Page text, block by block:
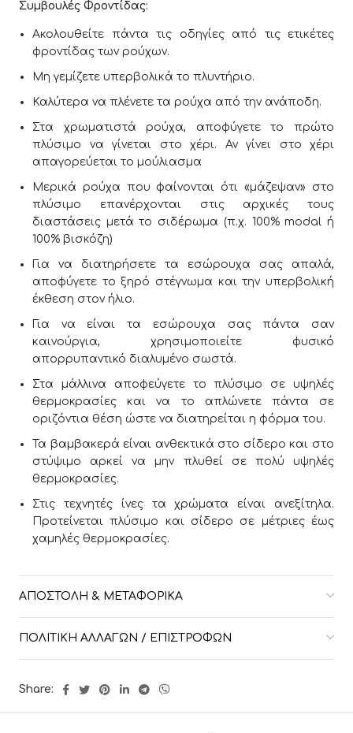
Συμβουλές Φροντίδας:
Ακολουθείτε πάντα τις οδηγίες από τις ετικέτες
φροντίδας των ρούχων.
Μη γεμίζετε υπερβολικά το πλυντήριο.
Καλύτερα να πλένετε τα ρούχα από την ανάποδη.
Στα χρωματιστά ρούχα, αποφύγετε το πρώτο
πλύσιμο να γίνεται στο χέρι. Αν γίνει στο χέρι
απαγορεύεται το μούλιασμα
Μερικά ρούχα που φαίνονται ότι «μάζεψαν» στο
πλύσιμο επανέρχονται στις αρχικές τους
διαστάσεις μετά το σιδέρωμα (π.χ. 100% modal ή
100% βισκόζη)
Για να διατηρήσετε τα εσώρουχα σας απαλά,
αποφύγετε το ξηρό στέγνωμα και την υπερβολική
έκθεση στον ήλιο.
Για να είναι τα εσώρουχα σας πάντα σαν
καινούργια, χρησιμοποιείτε φυσικό
απορρυπαντικό διαλυμένο σωστά.
Στα μάλλινα αποφεύγετε το πλύσιμο σε υψηλές
θερμοκρασίες και να το απλώνετε πάντα σε
οριζόντια θέση ώστε να διατηρείται η φόρμα του.
Τα βαμβακερά είναι ανθεκτικά στο σίδερο και στο
στύψιμο αρκεί να μην πλυθεί σε πολύ υψηλές
θερμοκρασίες.
Στις τεχνητές ίνες τα χρώματα είναι ανεξίτηλα.
Προτείνεται πλύσιμο και σίδερο σε μέτριες έως
χαμηλές θερμοκρασίες.
ΑΠΟΣΤΟΛΉ & ΜΕΤΑΦΟΡΙΚΆ
ΠΟΛΙΤΙΚΉ ΑΛΛΑΓΏΝ / ΕΠΙΣΤΡΟΦΏΝ
Share: